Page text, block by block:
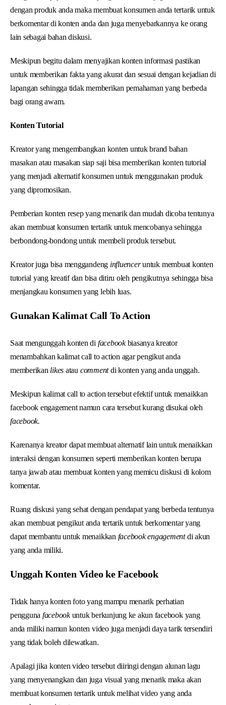
dengan produk anda maka membuat konsumen anda tertarik untuk
berkomentar di konten anda dan juga menyebarkannya ke orang
lain sebagai bahan diskusi.
Meskipun begitu dalam menyajikan konten informasi pastikan
untuk memberikan fakta yang akurat dan sesuai dengan kejadian di
lapangan sehingga tidak memberikan pemahaman yang berbeda
bagi orang awam.
Konten Tutorial
Kreator yang mengembangkan konten untuk brand bahan
masakan atau masakan siap saji bisa memberikan konten tutorial
yang menjadi alternatif konsumen untuk menggunakan produk
yang dipromosikan.
Pemberian konten resep yang menarik dan mudah dicoba tentunya
akan membuat konsumen tertarik untuk mencobanya sehingga
berbondong-bondong untuk membeli produk tersebut.
Kreator juga bisa menggandeng influenceruntuk membuat konten
tutorial yang kreatif dan bisa ditiru oleh pengikutnya sehingga bisa
menjangkau konsumen yang lebih luas.
Gunakan Kalimat Call To Action
Saat mengunggah konten di facebookbiasanya kreator
menambahkan kalimat call to action agar pengikut anda
memberikan likes atau commentdi konten yang anda unggah.
Meskipun kalimat call to action tersebut efektif untuk menaikkan
facebook engagement namun cara tersebut kurang disukai oleh
facebook.
Karenanya kreator dapat membuat alternatif lain untuk menaikkan
interaksi dengan konsumen seperti memberikan konten berupa
tanya jawab atau membuat konten yang memicu diskusi di kolom
komentar.
Ruang diskusi yang sehat dengan pendapat yang berbeda tentunya
akan membuat pengikut anda tertarik untuk berkomentar yang
dapat membantu untuk menaikkan facebook engagementdi akun
yang anda miliki.
Unggah Konten Video ke Facebook
Tidak hanya konten foto yang mampu menarik perhatian
pengguna facebookuntuk berkunjung ke akun facebook yang
anda miliki namun konten video juga menjadi daya tarik tersendiri
yang tidak boleh dilewatkan.
Apalagi jika konten video tersebut diiringi dengan alunan lagu
yang menyenangkan dan juga visual yang menarik maka akan
membuat konsumen tertarik untuk melihat video yang anda